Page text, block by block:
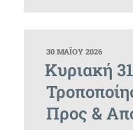
ΔΗΜΟΣΙΕΎΤΗΚΕ
ΣΤΙΣ
30 ΜΑΪ́ΟΥ 2026
Κυριακή
Προς &